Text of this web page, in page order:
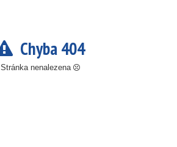
Chyba 404
Stránka nenalezena